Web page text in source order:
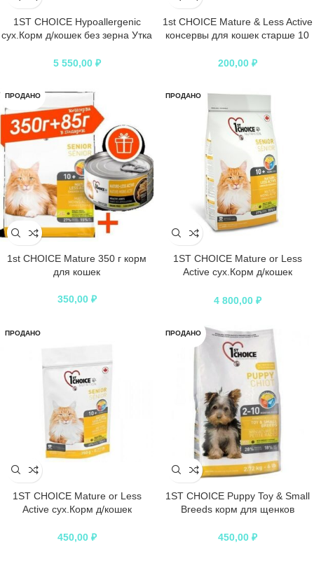
1ST CHOICE Hypoallergenic
сух.Корм д/кошек без зерна Утка
5 550,00 ₽
1st CHOICE Mature & Less Active
консервы для кошек старше 10
200,00 ₽
ПРОДАНО
1st CHOICE Mature 350 г корм
для кошек
350,00 ₽
ПРОДАНО
1ST CHOICE Mature or Less
Active сух.Корм д/кошек
4 800,00 ₽
ПРОДАНО
1ST CHOICE Mature or Less
Active сух.Корм д/кошек
450,00 ₽
ПРОДАНО
1ST CHOICE Puppy Toy & Small
Breeds корм для щенков
курицей
450,00 ₽